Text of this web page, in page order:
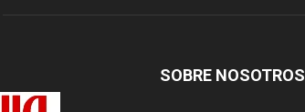
SOBRE NOSOTROS